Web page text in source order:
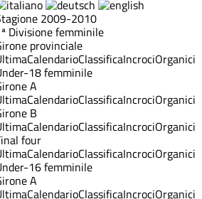
2009-2010
Divisione femminile
provinciale
CalendarioClassificaIncrociOrganici
18 femminile
A
CalendarioClassificaIncrociOrganici
B
CalendarioClassificaIncrociOrganici
four
CalendarioClassificaIncrociOrganici
16 femminile
A
CalendarioClassificaIncrociOrganici